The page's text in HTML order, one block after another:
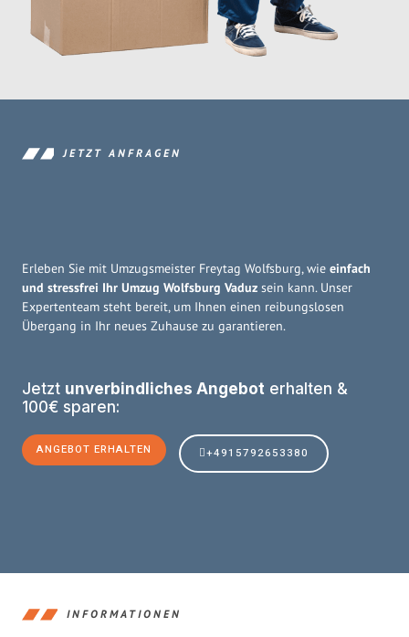
JETZT ANFRAGEN
Erleben Sie mit Umzugsmeister Freytag Wolfsburg, wie einfach
und stressfrei Ihr Umzug Wolfsburg Vaduz sein kann. Unser
Expertenteam steht bereit, um Ihnen einen reibungslosen
Übergang in Ihr neues Zuhause zu garantieren.
Jetzt unverbindliches Angebot erhalten &
100€ sparen:
ANGEBOT ERHALTEN +4915792653380
INFORMATIONEN